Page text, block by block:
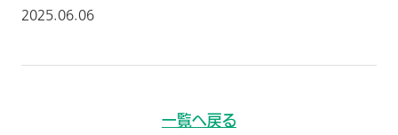
2025.06.06
一覧へ戻る